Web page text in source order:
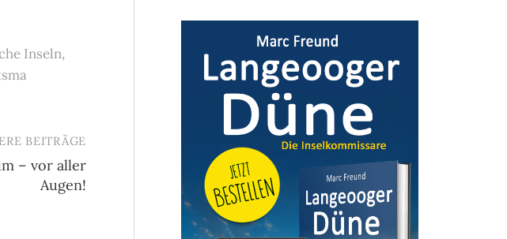
Inseln,
BEITRÄGE
– vor aller
Augen!